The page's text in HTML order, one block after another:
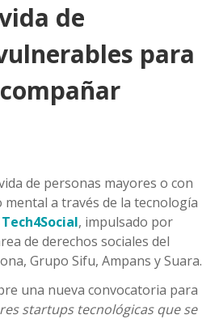
de
para
de personas mayores o con
mental a través de la tecnología
Tech4Social, impulsado por
de derechos sociales del
Grupo Sifu, Ampans y Suara.
una nueva convocatoria para
startups tecnológicas que se